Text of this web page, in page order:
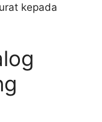
kepada